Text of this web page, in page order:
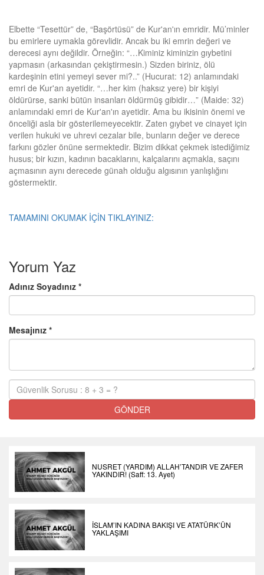
Elbette “Tesettür” de, “Başörtüsü” de Kur'an'ın emridir. Mü’minler
bu emirlere uymakla görevlidir. Ancak bu iki emrin değeri ve
derecesi aynı değildir. Örneğin: “…Kiminiz kiminizin gıybetini
yapmasın (arkasından çekiştirmesin.) Sizden biriniz, ölü
kardeşinin etini yemeyi sever mi?..” (Hucurat: 12) anlamındaki
emri de Kur'an ayetidir. “…her kim (haksız yere) bir kişiyi
öldürürse, sanki bütün insanları öldürmüş gibidir…” (Maide: 32)
anlamındaki emri de Kur'an'ın ayetidir. Ama bu ikisinin önemi ve
önceliği asla bir gösterilemeyecektir. Zaten gıybet ve cinayet için
verilen hukuki ve uhrevi cezalar bile, bunların değer ve derece
farkını gözler önüne sermektedir. Bizim dikkat çekmek istediğimiz
husus; bir kızın, kadının bacaklarını, kalçalarını açmakla, saçını
açmasının aynı derecede günah olduğu algısının yanlışlığını
göstermektir.
TAMAMINI OKUMAK İÇİN TIKLAYINIZ:
Yorum Yaz
Adınız Soyadınız *
Mesajınız *
GÖNDER
NUSRET (YARDIM) ALLAH’TANDIR VE ZAFER
YAKINDIR! (Saff: 13. Ayet)
İSLAM’IN KADINA BAKIŞI VE ATATÜRK’ÜN
YAKLAŞIMI